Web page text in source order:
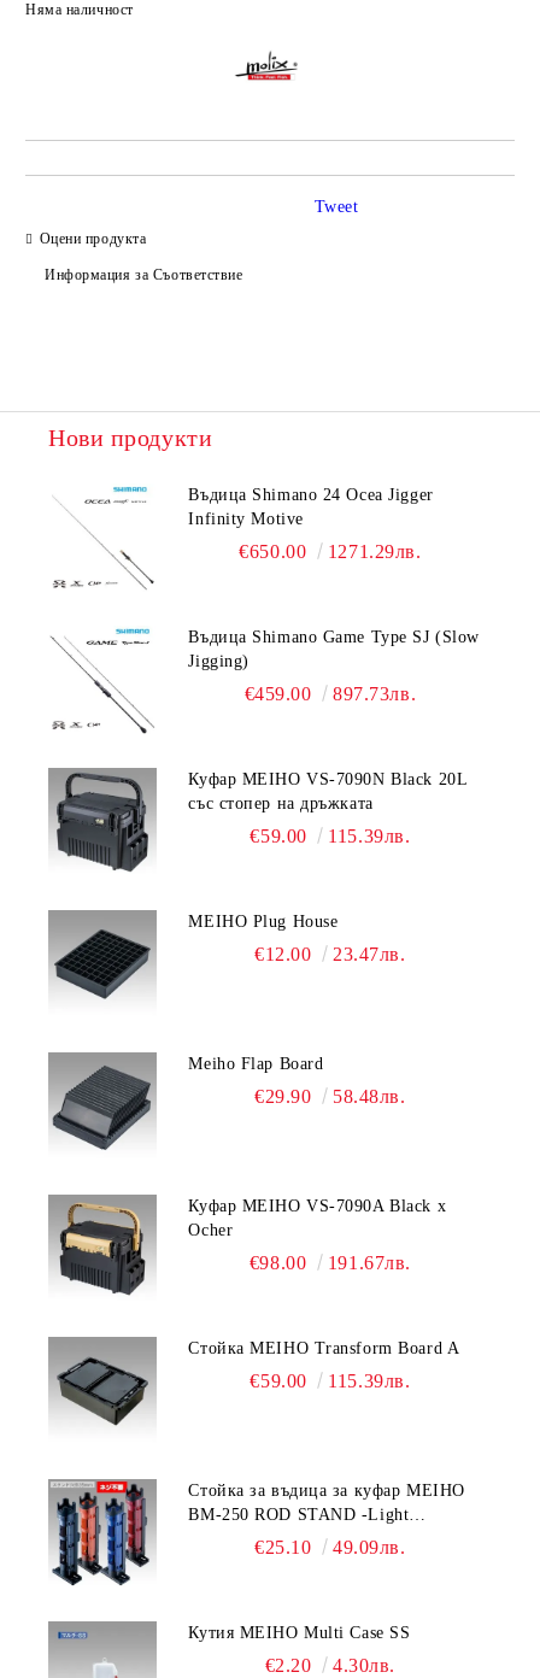
Няма наличност
Оцени продукта
Информация за Съответствие
Tweet
Нови продукти
Въдица Shimano 24 Ocea Jigger
Infinity Motive
€650.00 1271.29лв.
Въдица Shimano Game Type SJ (Slow
Jigging)
€459.00 897.73лв.
Куфар MEIHO VS-7090N Black 20L
със стопер на дръжката
€59.00 115.39лв.
MEIHO Plug House
€12.00 23.47лв.
Meiho Flap Board
€29.90 58.48лв.
Куфар MEIHO VS-7090A Black x
Ocher
€98.00 191.67лв.
Стойка MEIHO Transform Board A
€59.00 115.39лв.
Стойка за въдица за куфар MEIHO
BM-250 ROD STAND -Light
Blue/Black color
€25.10 49.09лв.
Кутия MEIHO Multi Case SS
€2.20 4.30лв.